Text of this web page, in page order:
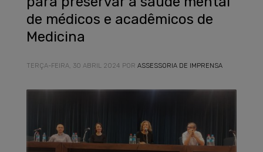
de médicos e acadêmicos de
Medicina
TERÇA-FEIRA, 30 ABRIL 2024 POR ASSESSORIA DE IMPRENSA